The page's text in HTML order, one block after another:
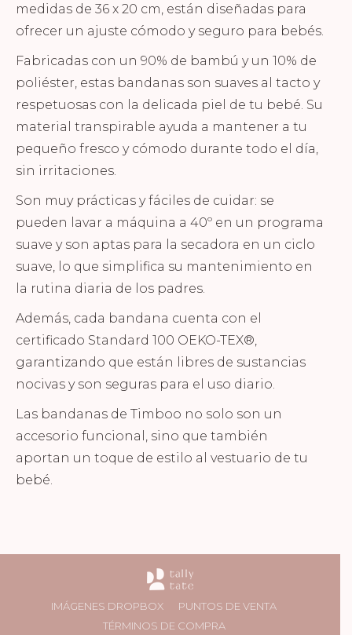
medidas de 36 x 20 cm, están diseñadas para
ofrecer un ajuste cómodo y seguro para bebés.
Fabricadas con un 90% de bambú y un 10% de
poliéster, estas bandanas son suaves al tacto y
respetuosas con la delicada piel de tu bebé. Su
material transpirable ayuda a mantener a tu
pequeño fresco y cómodo durante todo el día,
sin irritaciones.
Son muy prácticas y fáciles de cuidar: se
pueden lavar a máquina a 40º en un programa
suave y son aptas para la secadora en un ciclo
suave, lo que simplifica su mantenimiento en
la rutina diaria de los padres.
Además, cada bandana cuenta con el
certificado Standard 100 OEKO-TEX®,
garantizando que están libres de sustancias
nocivas y son seguras para el uso diario.
Las bandanas de Timboo no solo son un
accesorio funcional, sino que también
aportan un toque de estilo al vestuario de tu
bebé.
IMÁGENES DROPBOX
PUNTOS DE VENTA
TÉRMINOS DE COMPRA